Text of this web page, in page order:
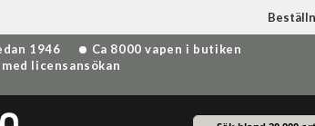
1946
Ca 8000 vapen i butiken
licensansökan